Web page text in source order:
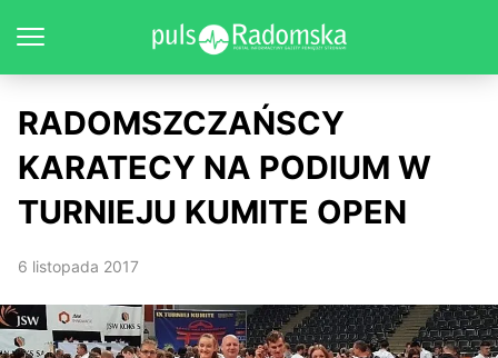
RADOMSZCZAŃSCY
KARATECY NA PODIUM W
TURNIEJU KUMITE OPEN
6 listopada 2017